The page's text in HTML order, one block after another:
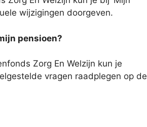
wijzigingen doorgeven.
pensioen?
Zorg En Welzijn kun je
vragen raadplegen op de